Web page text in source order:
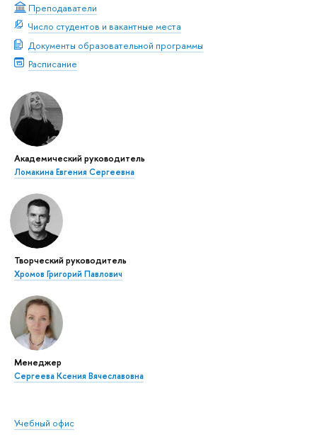
Преподаватели
Число студентов и вакантные места
Документы образовательной программы
Расписание
Академический руководитель
Ломакина Евгения Сергеевна
Творческий руководитель
Хромов Григорий Павлович
Менеджер
Сергеева Ксения Вячеславовна
Учебный офис